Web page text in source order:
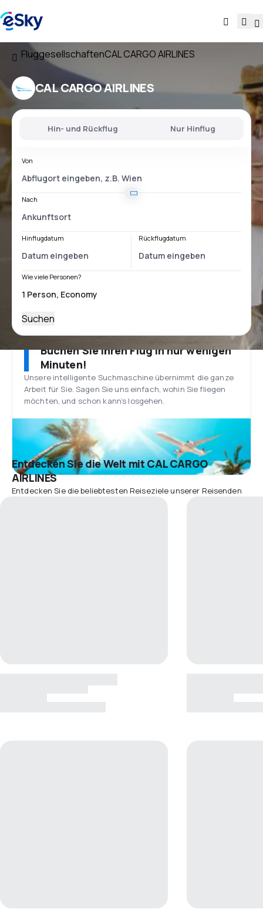
FluggesellschaftenCAL CARGO AIRLINES
CAL CARGO AIRLINES
Hin- und Rückflug Nur Hinflug
Von
Nach
Hinflugdatum Rückflugdatum
Wie viele Personen?
Suchen
Buchen Sie Ihren Flug in nur wenigen
Minuten!
Unsere intelligente Suchmaschine übernimmt die ganze
Arbeit für Sie. Sagen Sie uns einfach, wohin Sie fliegen
möchten, und schon kann’s losgehen.
Entdecken Sie die Welt mit CAL CARGO
AIRLINES
Entdecken Sie die beliebtesten Reiseziele unserer Reisenden